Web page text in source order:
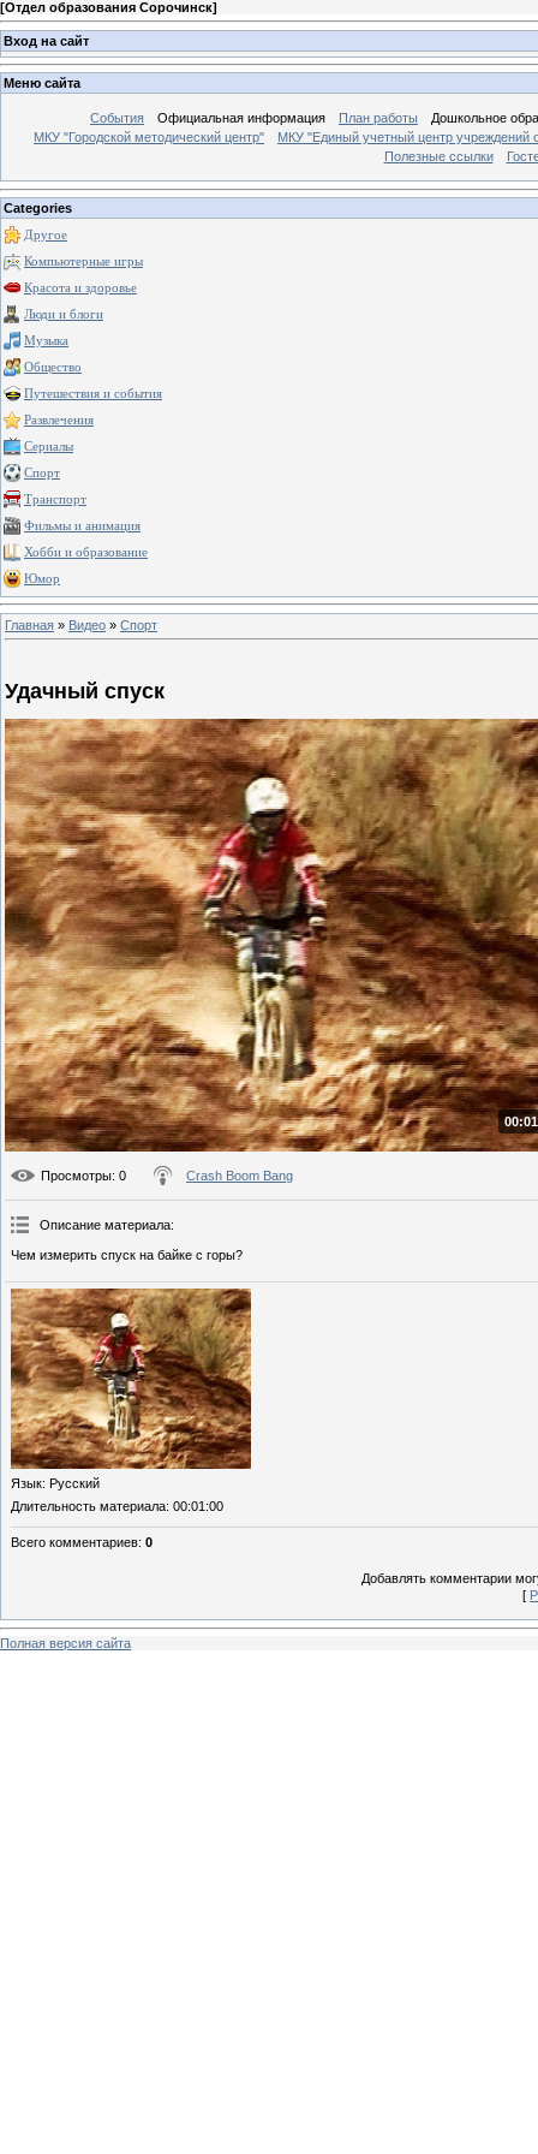
[Отдел образования Сорочинск]
Вход на сайт
Меню сайта
События Официальная информация План работы
Дошкольное
МКУ "Городской методический центр"
МКУ "Единый учетный центр учреждений
Полезные ссылки
Categories
Другое
Компьютерные игры
Красота и здоровье
Люди и блоги
Музыка
Общество
Путешествия и события
Развлечения
Сериалы
Спорт
Транспорт
Фильмы и анимация
Хобби и образование
Юмор
Главная » Видео » Спорт
Удачный спуск
Просмотры: 0 Crash Boom Bang
Описание материала:
Чем измерить спуск на байке с горы?
Язык: Русский
Длительность материала: 00:01:00
Всего комментариев: 0
Добавлять комментарии
[
Полная версия сайта